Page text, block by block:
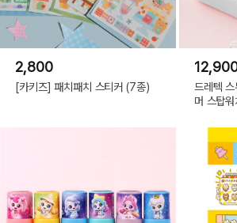
(C) 10X10.INC 2022(or COPYRIGHT(C) 2022 ALL
10X10 INC)
2,800
[카키즈] 패치패치 스티커 (7종)
드레텍
머 스탑워